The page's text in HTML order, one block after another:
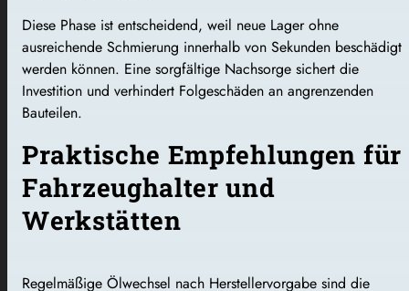
Diese Phase ist entscheidend, weil neue Lager ohne
ausreichende Schmierung innerhalb von Sekunden beschädigt
werden können. Eine sorgfältige Nachsorge sichert die
Investition und verhindert Folgeschäden an angrenzenden
Bauteilen.
Praktische Empfehlungen für
Fahrzeughalter und
Werkstätten
Regelmäßige Ölwechsel nach Herstellervorgabe sind die